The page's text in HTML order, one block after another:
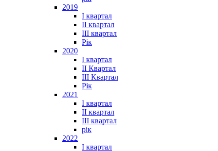
2019
I квартал
II квартал
III квартал
Рік
2020
I квартал
II Квартал
III Квартал
Рік
2021
I квартал
II квартал
III квартал
рік
2022
I квартал